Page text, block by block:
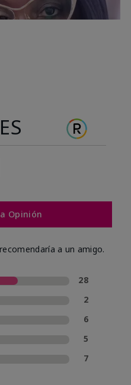
Opinión
a un amigo.
28
2
6
5
7